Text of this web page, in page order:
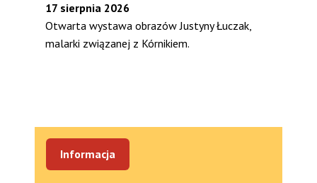
17 sierpnia 2026
Otwarta wystawa obrazów Justyny Łuczak,
malarki związanej z Kórnikiem.
Informacja